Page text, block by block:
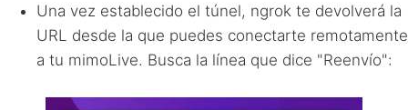
Una vez establecido el túnel, ngrok te devolverá la
URL desde la que puedes conectarte remotamente
a tu mimoLive. Busca la línea que dice "Reenvío":